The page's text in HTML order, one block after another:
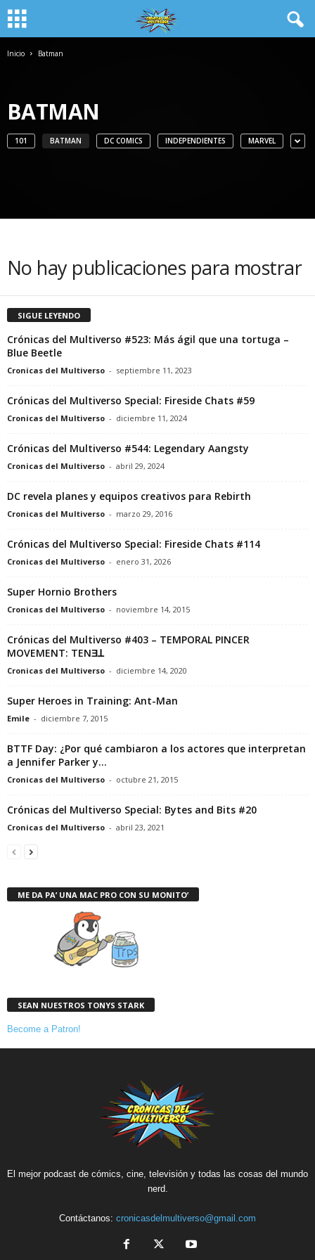
Inicio Batman
BATMAN
101 BATMAN DC COMICS INDEPENDIENTES MARVEL
No hay publicaciones para mostrar
SIGUE LEYENDO
Crónicas del Multiverso #523: Más ágil que una tortuga –
Blue Beetle
Cronicas del Multiverso - septiembre 11, 2023
Crónicas del Multiverso Special: Fireside Chats #59
Cronicas del Multiverso - diciembre 11, 2024
Crónicas del Multiverso #544: Legendary Aangsty
Cronicas del Multiverso - abril 29, 2024
DC revela planes y equipos creativos para Rebirth
Cronicas del Multiverso - marzo 29, 2016
Crónicas del Multiverso Special: Fireside Chats #114
Cronicas del Multiverso - enero 31, 2026
Super Hornio Brothers
Cronicas del Multiverso - noviembre 14, 2015
Crónicas del Multiverso #403 – TEMPORAL PINCER
MOVEMENT: TENƎꓕ
Cronicas del Multiverso - diciembre 14, 2020
Super Heroes in Training: Ant-Man
Emile - diciembre 7, 2015
BTTF Day: ¿Por qué cambiaron a los actores que interpretan
a Jennifer Parker y...
Cronicas del Multiverso - octubre 21, 2015
Crónicas del Multiverso Special: Bytes and Bits #20
Cronicas del Multiverso - abril 23, 2021
ME DA PA’ UNA MAC PRO CON SU MONITO’
SEAN NUESTROS TONYS STARK
Become a Patron!
El mejor podcast de cómics, cine, televisión y todas las cosas del mundo
nerd.
Contáctanos: cronicasdelmultiverso@gmail.com